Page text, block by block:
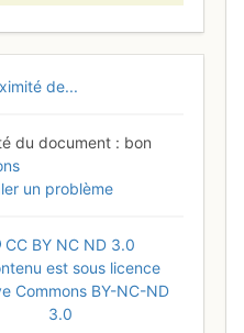
de...
du document
bon
un problème
CC BY NC ND 3.0
est sous licence
Commons BY-NC-ND
3.0